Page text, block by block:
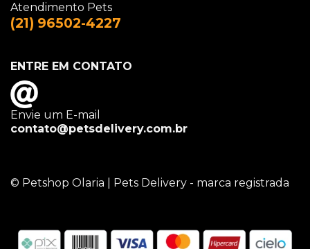
Atendimento Pets
(21) 96502-4227
ENTRE EM CONTATO
Envie um E-mail
contato@petsdelivery.com.br
© Petshop Olaria | Pets Delivery - marca registrada